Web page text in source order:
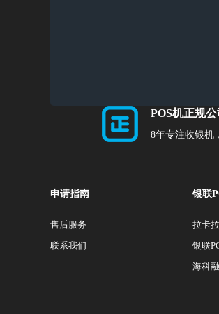
POS机正规公
8年专注收银机
申请指南
售后服务
联系我们
银联
拉卡
银联
海科